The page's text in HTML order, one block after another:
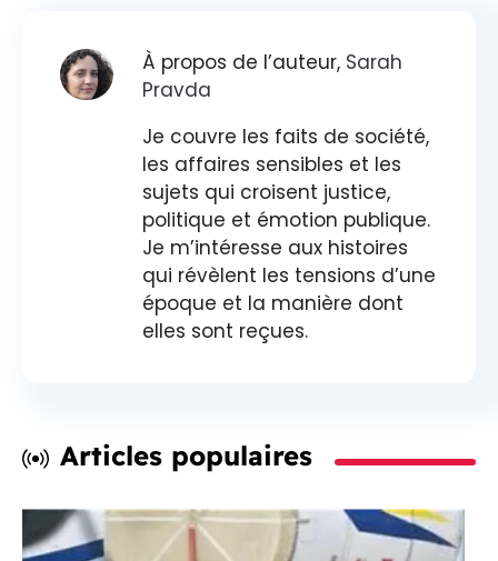
À propos de l’auteur, Sarah
Pravda
Je couvre les faits de société,
les affaires sensibles et les
sujets qui croisent justice,
politique et émotion publique.
Je m’intéresse aux histoires
qui révèlent les tensions d’une
époque et la manière dont
elles sont reçues.
Articles populaires